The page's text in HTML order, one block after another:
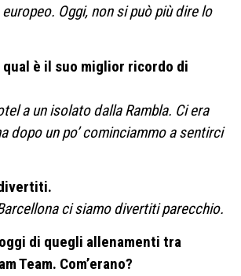
Oggi, non si può più dire lo
qual è il suo miglior ricordo di
a un isolato dalla Rambla. Ci era
dopo un po’ cominciammo a sentirci
ci siamo divertiti parecchio.
di quegli allenamenti tra
Team. Com’erano?